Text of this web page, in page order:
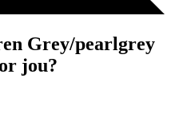
Grey/pearlgrey
jou?